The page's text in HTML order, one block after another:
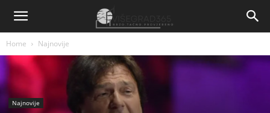
Home Najnovije
Najnovije